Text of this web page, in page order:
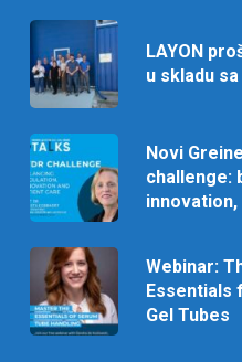
LAYON
u skladu
Novi
challenge:
Webinar:
Essentials
Gel Tubes